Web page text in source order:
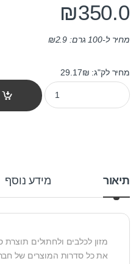
₪350.0
מחיר ל-100 גרם: ₪2.9
מחיר לק"ג: 29.17₪
מזון כלבים פלטזור פרוטקט אוסטאו 12 ק"ג quantity
תיאור מידע נוסף
מזון לכלבים ולחתולים
את כל סדרות המוצרים של